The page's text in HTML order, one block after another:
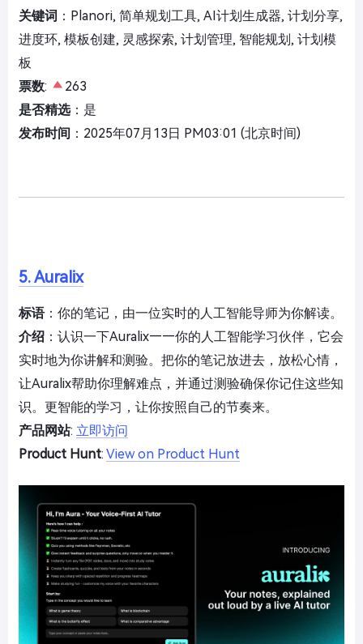
关键词 ：Planori, 简单规划工具, AI计划生成器, 计划分享,
进度环, 模板创建, 灵感探索, 计划管理, 智能规划, 计划模
板
票数:
263
是否精选：是
发布时间 ：2025年07月13日 PM03:01 (北京时间)
5. Auralix
标语：你的笔记，由一位实时的人工智能导师为你解读。
介绍 ：认识一下Auralix——你的人工智能学习伙伴，它会
实时地为你讲解和测验。把你的笔记放进去，放松心情，
让Auralix帮助你理解难点，并通过测验确保你记住这些知
识。更智能的学习，让你按照自己的节奏来。
产品网站: 立即访问
Product Hunt: View on Product Hunt